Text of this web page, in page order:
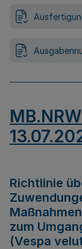
Richtlinie
zum
(Vespa